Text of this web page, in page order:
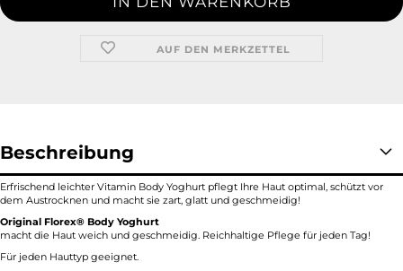
AUF DEN MERKZETTEL
Beschreibung
Erfrischend leichter Vitamin Body Yoghurt pflegt Ihre Haut optimal, schützt vor
dem Austrocknen und macht sie zart, glatt und geschmeidig!
Original Florex® Body Yoghurt
macht die Haut weich und geschmeidig. Reichhaltige Pflege für jeden Tag!
Für jeden Hauttyp geeignet.